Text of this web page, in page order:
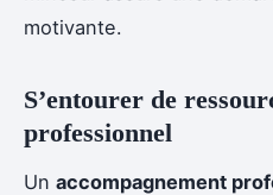
motivante.
S’entourer de
professionnel
Un accompagnement